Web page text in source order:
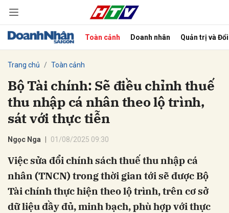
Toàn cảnh Doanh nhân Quản trị và
Trang chủ Toàn cảnh
Bộ Tài chính: Sẽ điều chỉnh thuế
thu nhập cá nhân theo lộ trình,
sát với thực tiễn
Ngọc Nga 01/08/2025 09:30
Việc sửa đổi chính sách thuế thu nhập cá
nhân (TNCN) trong thời gian tới sẽ được Bộ
Tài chính thực hiện theo lộ trình, trên cơ sở
dữ liệu đầy đủ, minh bạch, phù hợp với thực
Hủy